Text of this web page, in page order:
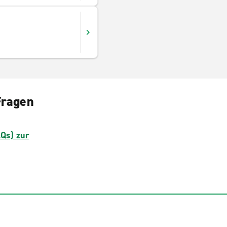
zur